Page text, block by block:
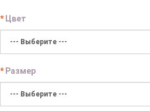
Цвет
Размер